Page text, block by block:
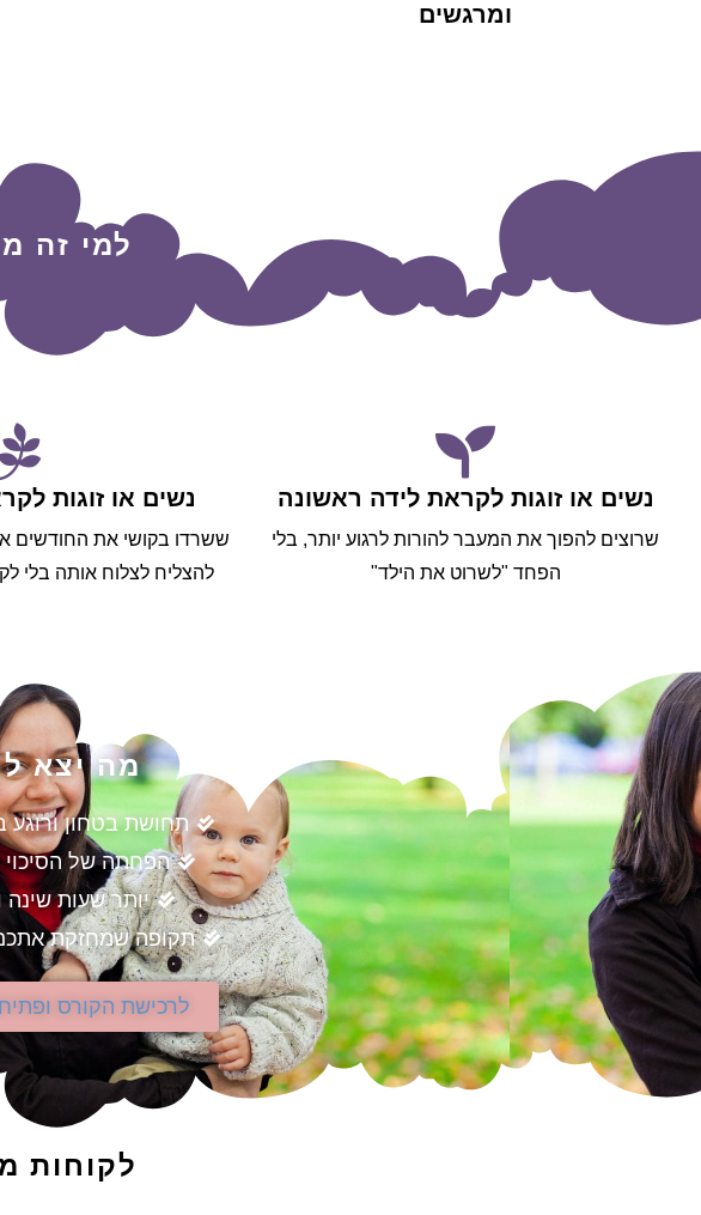
ומרגשים
למי זה
נשים או זוגות לקראת לידה ראשונה
שרוצים להפוך את המעבר להורות לרגוע יותר, בלי
הפחד "לשרוט את הילד"
נשים או זוגות
ששרדו בקושי את החודשים
להצליח לצלוח אותה בלי
מה יצא
תחושת בטחון
הפחתה של הסיכוי
יותר שעות שינה
תקופה שמחזקת אתכם
לרכישת הקורס
לקוחות